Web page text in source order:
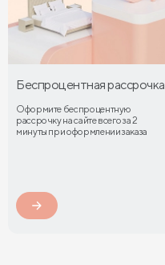
Беспроцентная рассрочка
Оформите беспроцентную
рассрочку на сайте всего за 2
минуты при оформлении заказа